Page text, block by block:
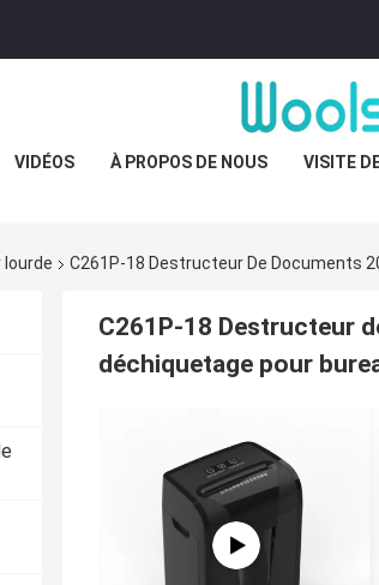
VIDÉOS À PROPOS DE NOUS VISITE
lourde C261P-18 Destructeur De Documents
C261P-18 Destructeur
déchiquetage pour